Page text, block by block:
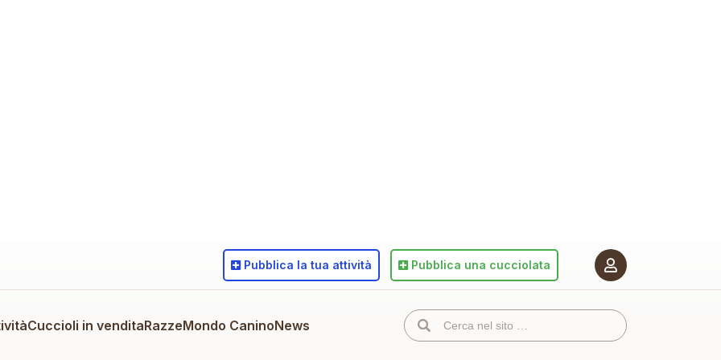
Cuccioli in venditaRazzeMondo CaninoNews
Pubblica la tua attività Pubblica una cucciolata